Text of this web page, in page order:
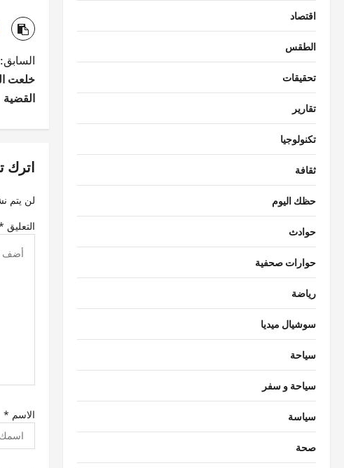
ت
ص
ا
ق
السابق:
خلعت
القضية
اترك
لن يتم
التعليق
الاسم *
اقتصاد
الطقس
تحقيقات
تقارير
تكنولوجيا
ثقافة
حظك اليوم
حوادث
حوارات صحفية
رياضة
سوشيال ميديا
سياحة
سياحة و سفر
سياسة
صحة